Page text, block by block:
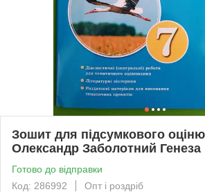
Зошит для підсумкового
Олександр Заболотний Генеза
Готово до відправки
Код: 286992
Опт і роздріб